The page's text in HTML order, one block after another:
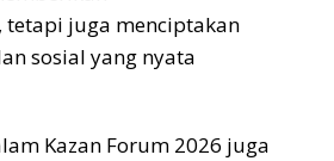
tetapi juga menciptakan
sosial yang nyata
Kazan Forum 2026 juga